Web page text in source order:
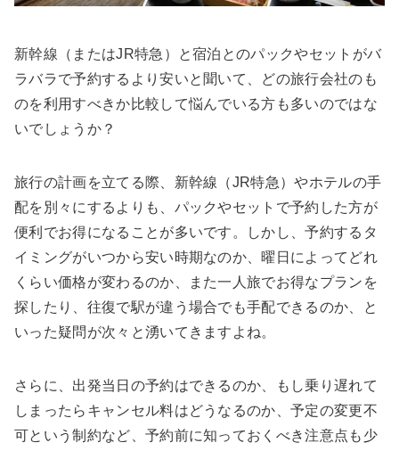
新幹線（またはJR特急）と宿泊とのパックやセットがバ
ラバラで予約するより安いと聞いて、どの旅行会社のも
のを利用すべきか比較して悩んでいる方も多いのではな
いでしょうか？
旅行の計画を立てる際、新幹線（JR特急）やホテルの手
配を別々にするよりも、パックやセットで予約した方が
便利でお得になることが多いです。しかし、予約するタ
イミングがいつから安い時期なのか、曜日によってどれ
くらい価格が変わるのか、また一人旅でお得なプランを
探したり、往復で駅が違う場合でも手配できるのか、と
いった疑問が次々と湧いてきますよね。
さらに、出発当日の予約はできるのか、もし乗り遅れて
しまったらキャンセル料はどうなるのか、予定の変更不
可という制約など、予約前に知っておくべき注意点も少